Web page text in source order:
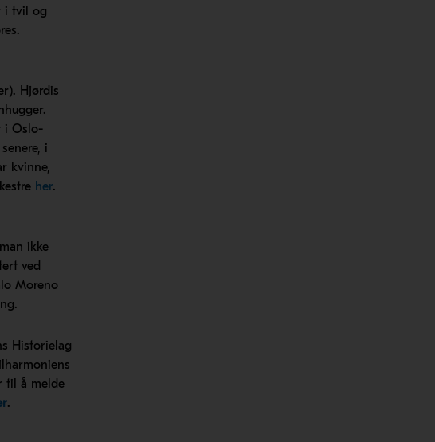
i tvil og
Hjørdis
i Oslo-
i
kvinne,
her.
ikke
ved
Moreno
Historielag
til å melde
.